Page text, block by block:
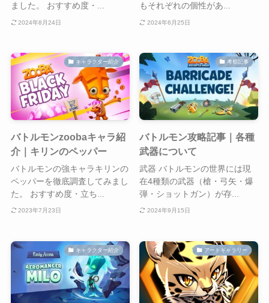
ました。 おすすめ度・...
2024年8月24日
もそれぞれの個性があ...
2024年6月25日
キャラクター紹介
バトルモンzoobaキャラ紹
介｜キリンのペッパー
バトルモンの強キャラキリンの
ペッパーを徹底調査してみまし
た。 おすすめ度・立ち...
2023年7月23日
考察記事
バトルモン攻略記事｜各種
武器について
武器 バトルモンの世界には現
在4種類の武器（槍・弓矢・爆
弾・ショットガン）が存...
2024年9月15日
キャラクター紹介 アートギャラリー